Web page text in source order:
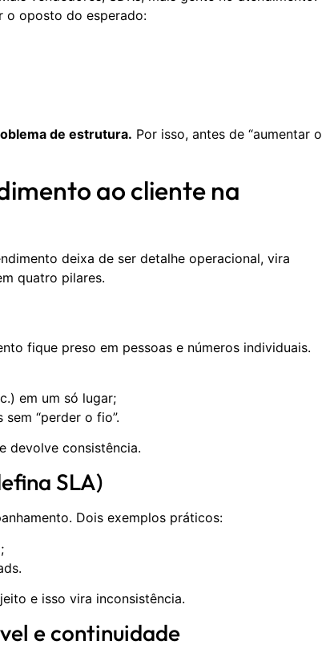
o oposto do esperado:
de estrutura. Por isso, antes de “aumentar o
ao cliente na
deixa de ser detalhe operacional, vira
quatro pilares.
fique preso em pessoas e números individuais.
em um só lugar;
“perder o fio”.
devolve consistência.
SLA)
Dois exemplos práticos:
e isso vira inconsistência.
e continuidade